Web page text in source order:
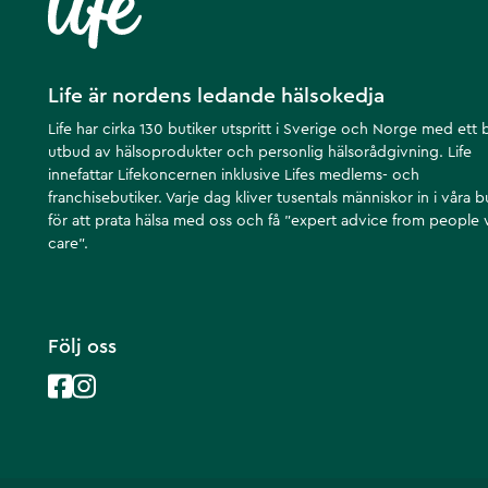
Enzymer
Innehåll per 30 g
Proteas 4.5 3 000 HUT
Proteas 6.0 1 500 HUT
Lipas 87,5 FIP
Bromelain 45 000 PU
Laktas 100 ALU
Enzymaktivitet enligt FCC = Food Chemical Codex.
Aminosyraprofil per 100 g proteinråvara
Glutaminsyra 14,4 g
Glycin 1,48 g
Histidin* 1,51 g
Life är nordens ledande hälsokedja
Life har cirka 130 butiker utspritt i Sverige och Norge med ett
utbud av hälsoprodukter och personlig hälsorådgivning. Life
innefattar Lifekoncernen inklusive Lifes medlems- och
franchisebutiker. Varje dag kliver tusentals människor in i våra
för att prata hälsa med oss och få ”expert advice from people
care”.
Följ oss